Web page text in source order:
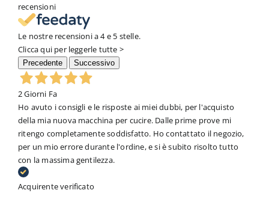
recensioni
Le nostre recensioni a 4 e 5 stelle.
Clicca qui per leggerle tutte >
Precedente Successivo
2 Giorni Fa
Ho avuto i consigli e le risposte ai miei dubbi, per l'acquisto
della mia nuova macchina per cucire. Dalle prime prove mi
ritengo completamente soddisfatto. Ho contattato il negozio,
per un mio errore durante l'ordine, e si è subito risolto tutto
con la massima gentilezza.
Acquirente verificato